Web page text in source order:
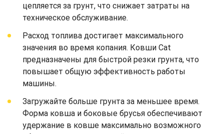
цепляется за грунт, что снижает затраты на
техническое обслуживание.
Расход топлива достигает максимального
значения во время копания. Ковши Cat
предназначены для быстрой резки грунта, что
повышает общую эффективность работы
машины.
Загружайте больше грунта за меньшее время.
Форма ковша и боковые брусья обеспечивают
удержание в ковше максимально возможного